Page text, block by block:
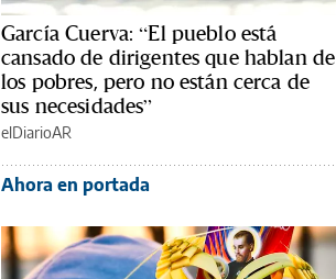
García Cuerva: “El pueblo está
cansado de dirigentes que hablan de
los pobres, pero no están cerca de
sus necesidades”
elDiarioAR
Ahora en portada